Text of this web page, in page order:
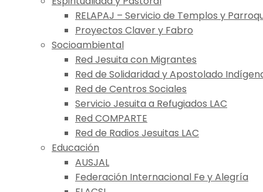
RELAPAJ – Servicio de Templos y
Proyectos Claver y Fabro
Socioambiental
Red Jesuita con Migrantes
Red de Solidaridad y Apostolado
Red de Centros Sociales
Servicio Jesuita a Refugiados LAC
Red COMPARTE
Red de Radios Jesuitas LAC
Educación
AUSJAL
Federación Internacional Fe y Alegría